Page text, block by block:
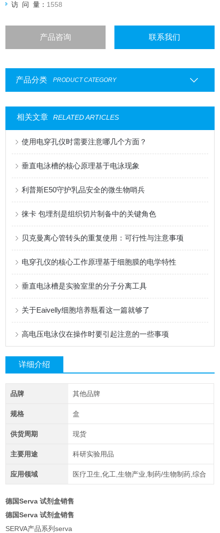
访 问 量： 1558
产品咨询 联系我们
产品分类 PRODUCT CATEGORY
相关文章 RELATED ARTICLES
使用电穿孔仪时需要注意哪几个方面？
垂直电泳槽的核心原理基于电泳现象
利普斯E50守护乳品安全的微生物哨兵
徕卡 包埋剂是组织切片制备中的关键角色
贝克曼离心管转头的重复使用：可行性与注意事项
电穿孔仪的核心工作原理基于细胞膜的电学特性
垂直电泳槽是实验室里的分子分离工具
关于Eaivelly细胞培养瓶看这一篇就够了
高电压电泳仪在操作时要引起注意的一些事项
详细介绍
品牌 其他品牌
规格 盒
供货周期 现货
主要用途 科研实验用品
应用领域 医疗卫生,化工,生物产业,制药/生物制药,综合
德国Serva 试剂盒销售
德国Serva 试剂盒销售
SERVA产品系列serva